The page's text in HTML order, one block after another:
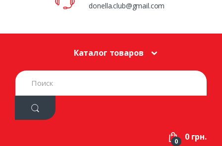
donella.club@gmail.com
Каталог товаров
S
e
h
0 0 грн.